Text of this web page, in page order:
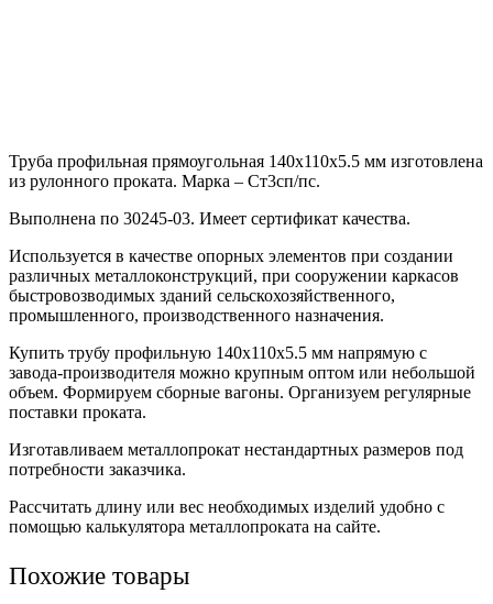
Труба профильная прямоугольная 140х110х5.5 мм изготовлена
из рулонного проката. Марка – Ст3сп/пс.
Выполнена по 30245-03. Имеет сертификат качества.
Используется в качестве опорных элементов при создании
различных металлоконструкций, при сооружении каркасов
быстровозводимых зданий сельскохозяйственного,
промышленного, производственного назначения.
Купить трубу профильную 140х110х5.5 мм напрямую с
завода-производителя можно крупным оптом или небольшой
объем. Формируем сборные вагоны. Организуем регулярные
поставки проката.
Изготавливаем металлопрокат нестандартных размеров под
потребности заказчика.
Рассчитать длину или вес необходимых изделий удобно с
помощью калькулятора металлопроката на сайте.
Похожие товары